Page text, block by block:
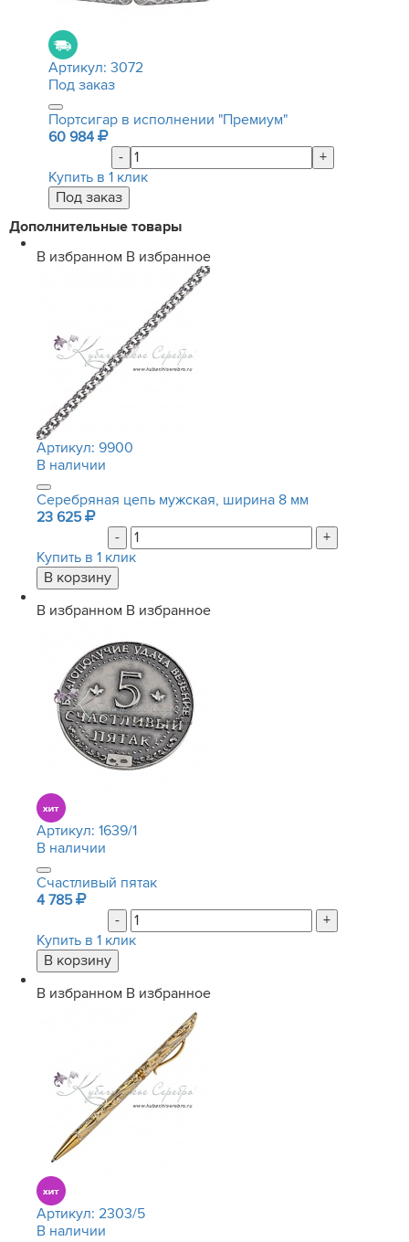
Артикул: 3072
Под заказ
Портсигар в исполнении "Премиум"
60 984
-
+
Купить в 1 клик
Дополнительные товары
В избранном В избранное
Артикул: 9900
В наличии
Серебряная цепь мужская, ширина 8 мм
23 625
-
+
Купить в 1 клик
В избранном В избранное
Артикул: 1639/1
В наличии
Счастливый пятак
4 785
-
+
Купить в 1 клик
В избранном В избранное
Артикул: 2303/5
В наличии